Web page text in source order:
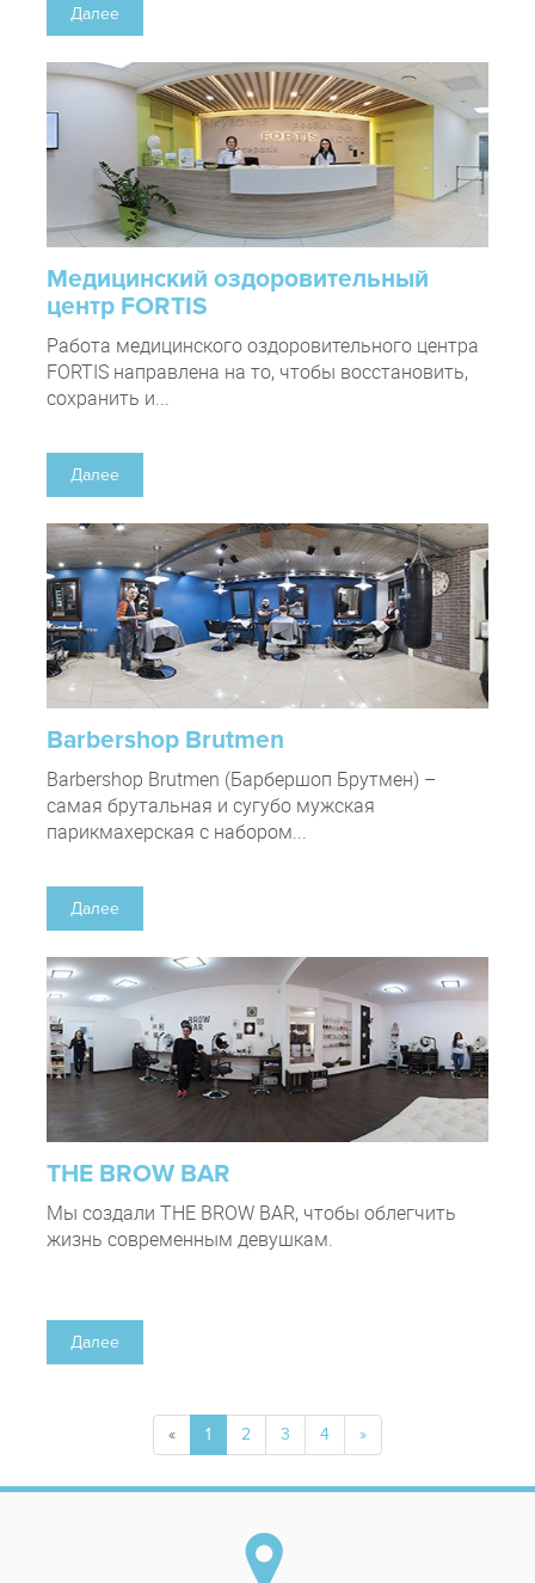
Далее
Медицинский оздоровительный
центр FORTIS
Работа медицинского оздоровительного центра
FORTIS направлена на то, чтобы восстановить,
сохранить и...
Далее
Barbershop Brutmen
Barbershop Brutmen (Барбершоп Брутмен) –
самая брутальная и сугубо мужская
парикмахерская с набором...
Далее
THE BROW BAR
Мы создали THE BROW BAR, чтобы облегчить
жизнь современным девушкам.
Далее
« 1 2 3 4 »